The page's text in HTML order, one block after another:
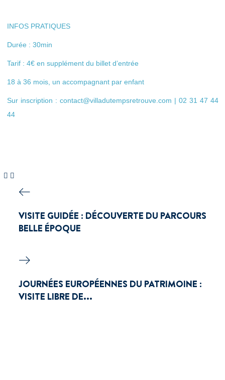
INFOS PRATIQUES
Durée : 30min
Tarif : 4€ en supplément du billet d’entrée
18 à 36 mois, un accompagnant par enfant
Sur inscription : contact@villadutempsretrouve.com | 02 31 47 44
44
VISITE GUIDÉE : DÉCOUVERTE DU PARCOURS
BELLE ÉPOQUE
JOURNÉES EUROPÉENNES DU PATRIMOINE :
VISITE LIBRE DE...